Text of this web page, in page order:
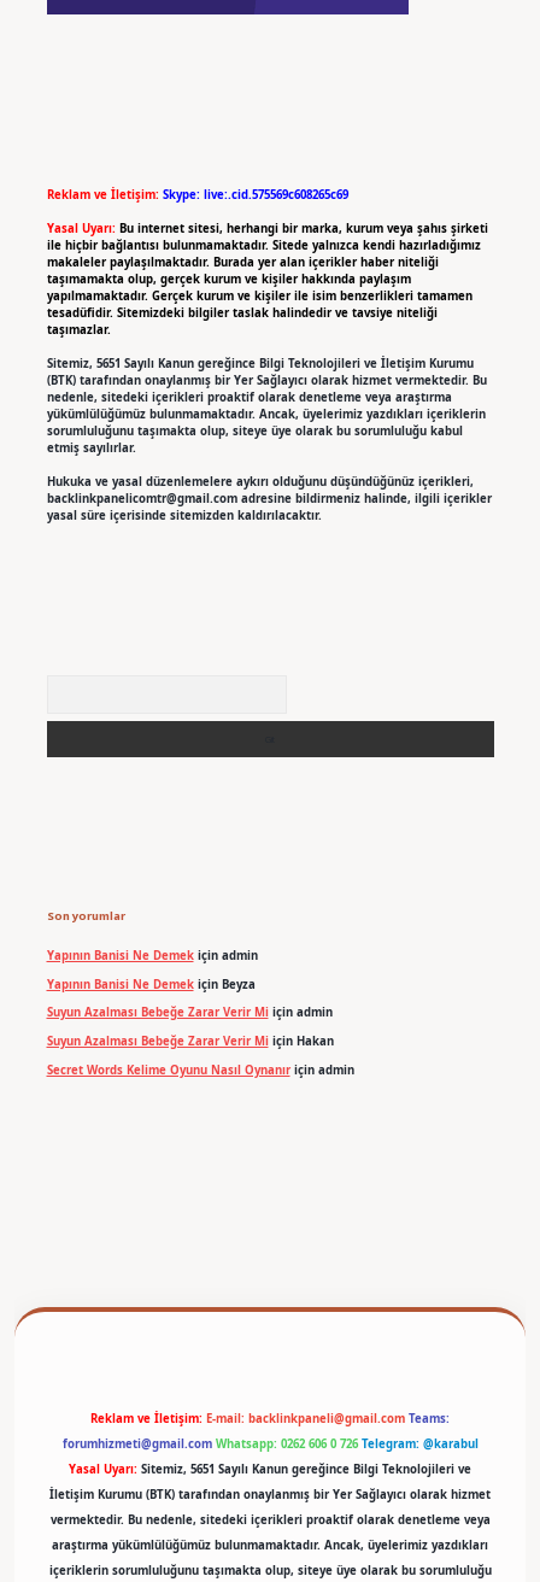
Reklam ve İletişim: Skype: live:.cid.575569c608265c69
Yasal Uyarı: Bu internet sitesi, herhangi bir marka, kurum veya şahıs şirketi
ile hiçbir bağlantısı bulunmamaktadır. Sitede yalnızca kendi hazırladığımız
makaleler paylaşılmaktadır. Burada yer alan içerikler haber niteliği
taşımamakta olup, gerçek kurum ve kişiler hakkında paylaşım
yapılmamaktadır. Gerçek kurum ve kişiler ile isim benzerlikleri tamamen
tesadüfidir. Sitemizdeki bilgiler taslak halindedir ve tavsiye niteliği
taşımazlar.
Sitemiz, 5651 Sayılı Kanun gereğince Bilgi Teknolojileri ve İletişim Kurumu
(BTK) tarafından onaylanmış bir Yer Sağlayıcı olarak hizmet vermektedir. Bu
nedenle, sitedeki içerikleri proaktif olarak denetleme veya araştırma
yükümlülüğümüz bulunmamaktadır. Ancak, üyelerimiz yazdıkları içeriklerin
sorumluluğunu taşımakta olup, siteye üye olarak bu sorumluluğu kabul
etmiş sayılırlar.
Hukuka ve yasal düzenlemelere aykırı olduğunu düşündüğünüz içerikleri,
backlinkpanelicomtr@gmail.comadresine bildirmeniz halinde, ilgili içerikler
yasal süre içerisinde sitemizden kaldırılacaktır.
Son yorumlar
Yapının Banisi Ne Demekiçin admin
Yapının Banisi Ne Demekiçin Beyza
Suyun Azalması Bebeğe Zarar Verir Miiçin admin
Suyun Azalması Bebeğe Zarar Verir Miiçin Hakan
Secret Words Kelime Oyunu Nasıl Oynanıriçin admin
Reklam ve İletişim: E-mail: backlinkpaneli@gmail.com Teams:
forumhizmeti@gmail.com Whatsapp: 0262 606 0 726 Telegram: @karabul
Yasal Uyarı: Sitemiz, 5651 Sayılı Kanun gereğince Bilgi Teknolojileri ve
İletişim Kurumu (BTK) tarafından onaylanmış bir Yer Sağlayıcı olarak hizmet
vermektedir. Bu nedenle, sitedeki içerikleri proaktif olarak denetleme veya
araştırma yükümlülüğümüz bulunmamaktadır. Ancak, üyelerimiz yazdıkları
içeriklerin sorumluluğunu taşımakta olup, siteye üye olarak bu sorumluluğu